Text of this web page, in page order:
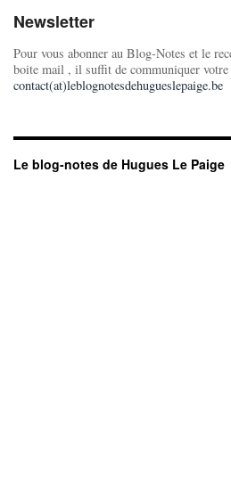
Newsletter
Pour vous abonner au Blog-Notes et le
boite mail , il suffit de communiquer votre
contact(at)leblognotesdehugueslepaige.be
Le blog-notes de Hugues Le Paige